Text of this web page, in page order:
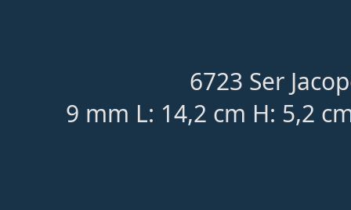
6723 Ser
9 mm L: 14,2 cm H: 5,2